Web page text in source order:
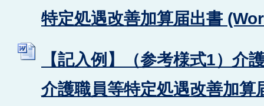
特定処遇改善加算届出書
【記入例】（参考様式1）介
介護職員等特定処遇改善加